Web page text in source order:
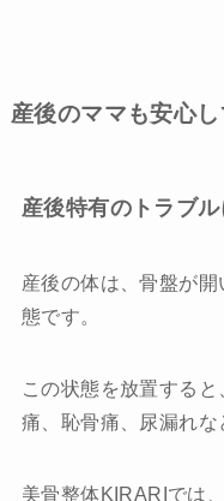
産後のママも安心
産後特有のトラブ
産後の体は、骨盤が
態です。
この状態を放置する
痛、恥骨痛、尿漏れな
美骨整体KIRARIでは